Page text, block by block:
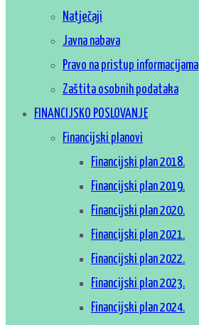
Natječaji
Javna nabava
Pravo na pristup informacijama
Zaštita osobnih podataka
FINANCIJSKO POSLOVANJE
Financijski planovi
Financijski plan 2018.
Financijski plan 2019.
Financijski plan 2020.
Financijski plan 2021.
Financijski plan 2022.
Financijski plan 2023.
Financijski plan 2024.